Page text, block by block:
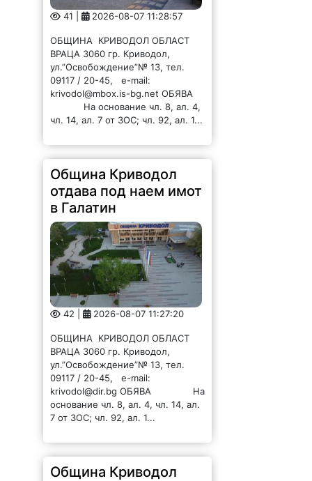
41 | 2026-08-07 11:28:57
ОБЩИНА КРИВОДОЛ ОБЛАСТ
ВРАЦА 3060 гр. Криводол,
ул.”Освобождение”№ 13, тел.
09117 / 20-45, e-mail:
krivodol@mbox.is-bg.net ОБЯВА
На основание чл. 8, ал. 4,
чл. 14, ал. 7 от ЗОС; чл. 92, ал. 1...
Община Криводол
отдава под наем имот
в Галатин
42 | 2026-08-07 11:27:20
ОБЩИНА КРИВОДОЛ ОБЛАСТ
ВРАЦА 3060 гр. Криводол,
ул.”Освобождение”№ 13, тел.
09117 / 20-45, e-mail:
krivodol@dir.bg ОБЯВА На
основание чл. 8, ал. 4, чл. 14, ал.
7 от ЗОС; чл. 92, ал. 1...
Община Криводол